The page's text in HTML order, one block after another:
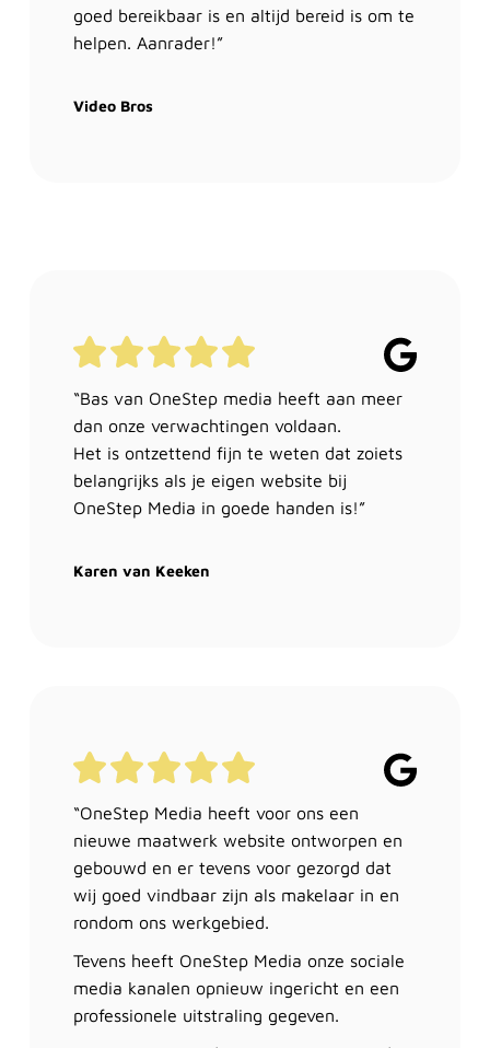
goed bereikbaar is en altijd bereid is om te
helpen. Aanrader!”
Video Bros
“Bas van OneStep media heeft aan meer
dan onze verwachtingen voldaan.
Het is ontzettend fijn te weten dat zoiets
belangrijks als je eigen website bij
OneStep Media in goede handen is!”
Karen van Keeken
“OneStep Media heeft voor ons een
nieuwe maatwerk website ontworpen en
gebouwd en er tevens voor gezorgd dat
wij goed vindbaar zijn als makelaar in en
rondom ons werkgebied.
Tevens heeft OneStep Media onze sociale
media kanalen opnieuw ingericht en een
professionele uitstraling gegeven.